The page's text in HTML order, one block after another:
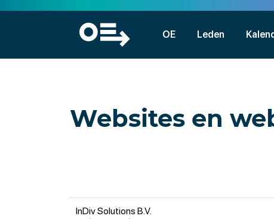
OE Leden
Websites en
InDiv Solutions B.V.